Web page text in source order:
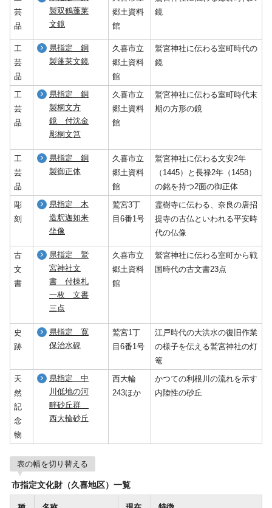
芸
品
製双鶴蓬莱
文鏡
郷土資料
館
鏡
工
芸
品
県指定 銅
製蓬莱文鏡
久喜市立
郷土資料
館
鷲宮神社に伝わる室町時代の
鏡
工
芸
品
県指定 銅
製桐文方
鏡 付沈金
彫桐文筥
久喜市立
郷土資料
館
鷲宮神社に伝わる室町時代末
期の方形の鏡
工
芸
品
県指定 銅
製御正体
久喜市立
郷土資料
館
鷲宮神社に伝わる文安2年
（1445）と長禄2年（1458）
の銘を持つ2面の御正体
彫
刻
県指定 木
造釈迦如来
坐像
鷲宮3丁
目6番1号
霊樹寺に伝わる、奈良の唐招
提寺の古仏といわれる平安時
代の仏像
古
文
書
県指定 鷲
宮神社文
書 付棟札
一枚 文書
三点
久喜市立
郷土資料
館
鷲宮神社に伝わる室町から戦
国時代の古文書23点
史
跡
県指定 寛
保治水碑
鷲宮1丁
目6番1号
江戸時代の大洪水の復旧作業
の様子を伝える鷲宮神社の灯
篭
天
然
記
念
物
県指定 中
川低地の河
畔砂丘群
西大輪砂丘
西大輪
243ほか
かつての利根川の流れを示す
内陸性の砂丘
表の幅を切り替える
市指定文化財（久喜地区）一覧